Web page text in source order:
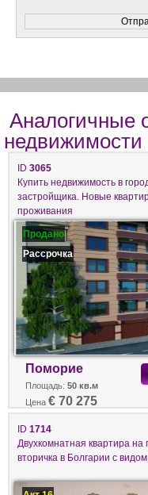
Аналогичные
недвижимости
ID 3065
Купить недвижимость в
застройщика. Новые
проживания
Продано
Рассрочка
Поморие
Площадь: 50 кв.м
Цена € 70 275
ID 1714
Двухкомнатная квартира
вторичка в Болгарии с